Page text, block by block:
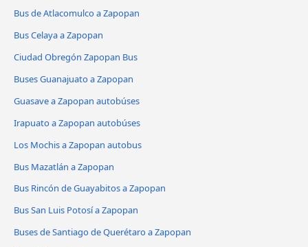
Bus de Atlacomulco a Zapopan
Bus Celaya a Zapopan
Ciudad Obregón Zapopan Bus
Buses Guanajuato a Zapopan
Guasave a Zapopan autobúses
Irapuato a Zapopan autobúses
Los Mochis a Zapopan autobus
Bus Mazatlán a Zapopan
Bus Rincón de Guayabitos a Zapopan
Bus San Luis Potosí a Zapopan
Buses de Santiago de Querétaro a Zapopan